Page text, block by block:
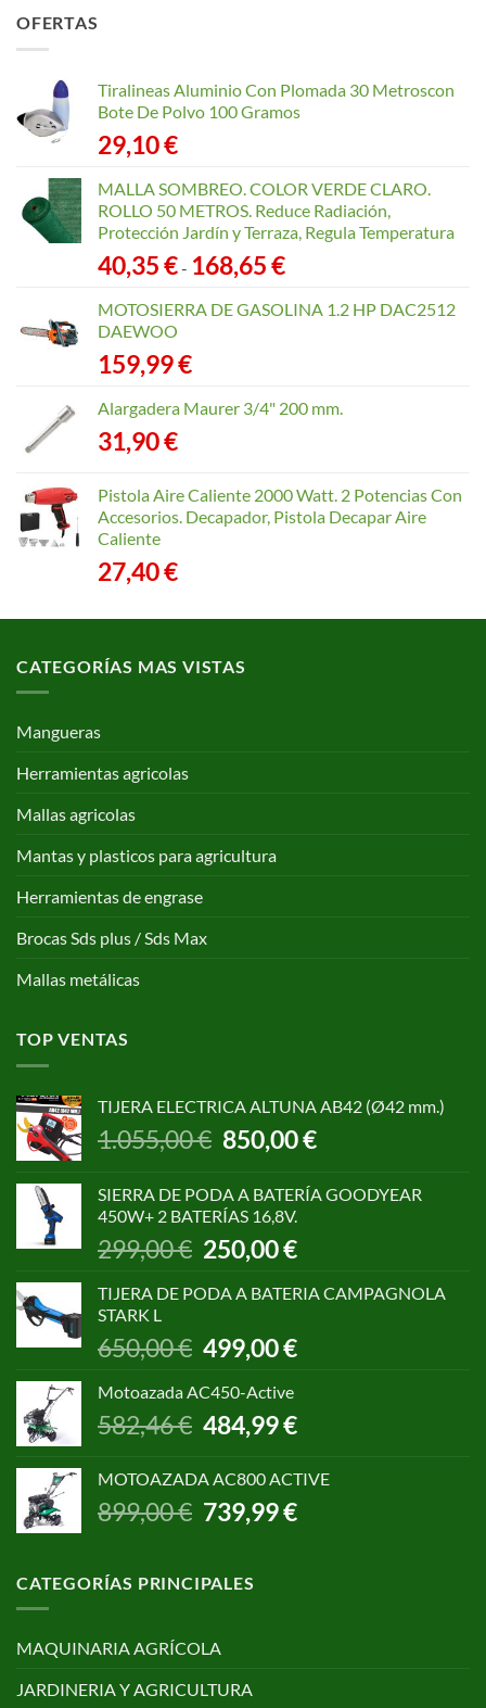
168,65 €
OFERTAS
Tiralineas Aluminio Con Plomada 30 Metroscon
Bote De Polvo 100 Gramos
29,10€
MALLA SOMBREO. COLOR VERDE CLARO.
ROLLO 50 METROS. Reduce Radiación,
Protección Jardín y Terraza, Regula Temperatura
40,35€- 168,65€Rango
precios:
MOTOSIERRA DE GASOLINA 1.2 HP DAC2512
DAEWOO
159,99€
Alargadera Maurer 3/4" 200 mm.
31,90€
Pistola Aire Caliente 2000 Watt. 2 Potencias Con
Accesorios. Decapador, Pistola Decapar Aire
Caliente
27,40€
CATEGORÍAS MAS VISTAS
Mangueras
Herramientas agricolas
Mallas agricolas
Mantas y plasticos para agricultura
Herramientas de engrase
Brocas Sds plus / Sds Max
Mallas metálicas
TOP VENTAS
TIJERA ELECTRICA ALTUNA AB42 (Ø42 mm.)
1.055,00€ El
precio
era:
1.055,00 €.
850,00€El
precio
es:
SIERRA DE PODA A BATERÍA GOODYEAR
450W+ 2 BATERÍAS 16,8V.
299,00€ El
precio
original
299,00 €.
250,00€El
precio
actual
250,00 €.
TIJERA DE PODA A BATERIA CAMPAGNOLA
STARK L
650,00€
El
precio
original
650,00 €.
499,00€El
precio
499,00 €.
Motoazada AC450-Active
582,46€
El
precio
era:
582,46 €.
484,99€El
precio
es:
484,99 €.
MOTOAZADA AC800 ACTIVE
899,00€ El
precio
era:
899,00 €.
739,99€El
precio
CATEGORÍAS PRINCIPALES
MAQUINARIA AGRÍCOLA
JARDINERIA Y AGRICULTURA